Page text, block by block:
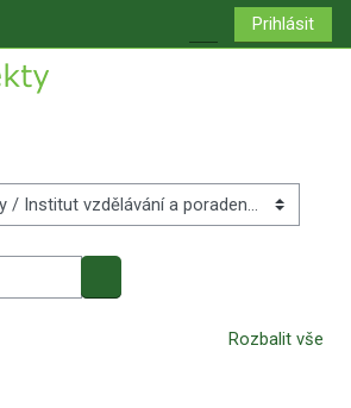
Přepnout
Prihlásit
Vyhledat kurzy
Rozbalit vše